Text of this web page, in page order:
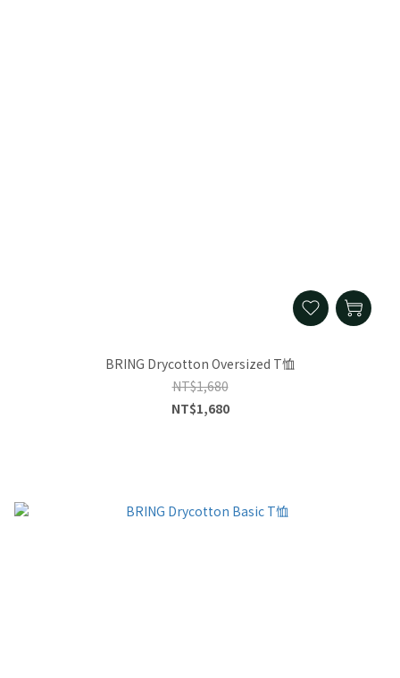
BRING Drycotton Oversized T恤
NT$1,680
NT$1,680